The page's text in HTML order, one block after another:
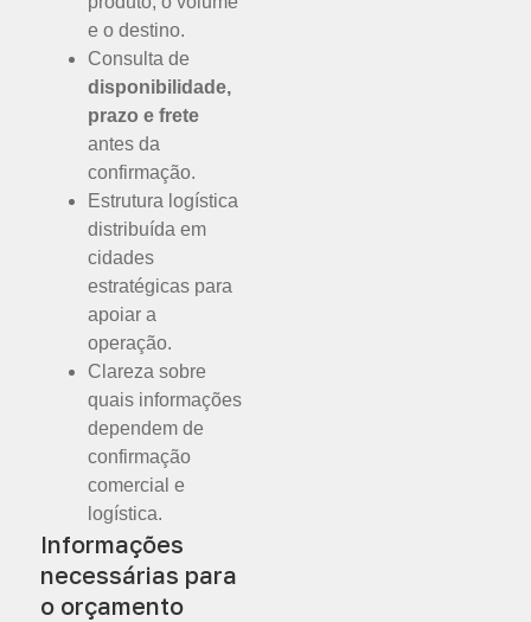
e o destino.
Consulta de
disponibilidade,
prazo e frete
antes da
confirmação.
Estrutura logística
distribuída em
cidades
estratégicas para
apoiar a
operação.
Clareza sobre
quais informações
dependem de
confirmação
comercial e
logística.
Informações
necessárias para
o orçamento